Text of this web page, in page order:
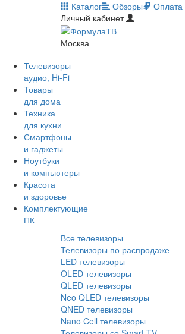
Каталог Обзоры Оплата
Личный кабинет
Москва
Телевизоры
аудио, Hi-Fi
Товары
для дома
Техника
для кухни
Смартфоны
и гаджеты
Ноутбуки
и компьютеры
Красота
и здоровье
Комплектующие
ПК
Все телевизоры
Телевизоры по распродаже
LED телевизоры
OLED телевизоры
QLED телевизоры
Neo QLED телевизоры
QNED телевизоры
Nano Cell телевизоры